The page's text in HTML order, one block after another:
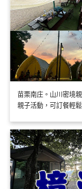
苗栗南庄。山川密境
親子活動，可訂餐輕